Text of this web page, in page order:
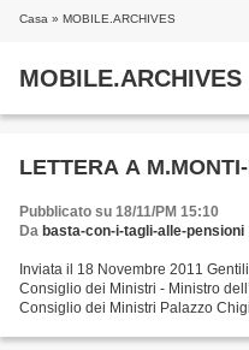
Casa » MOBILE.ARCHIVES
MOBILE.ARCHIVES
LETTERA A
Pubblicato su 18/11/PM 15:10
Da basta-con-i-tagli-alle-pensioni
Inviata il 18 Novembre 2011
Consiglio dei Ministri - Ministro
Consiglio dei Ministri Palazzo